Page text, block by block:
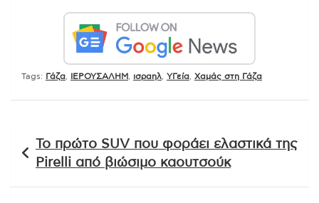
Tags: Γάζα ΙΕΡΟΥΣΑΛΗΜ ισραηλ ΥΓεία Χαμάς στη Γάζα
άρθρων
Το πρώτο SUV που φοράει ελαστικά της
Pirelli από βιώσιμο καουτσούκ